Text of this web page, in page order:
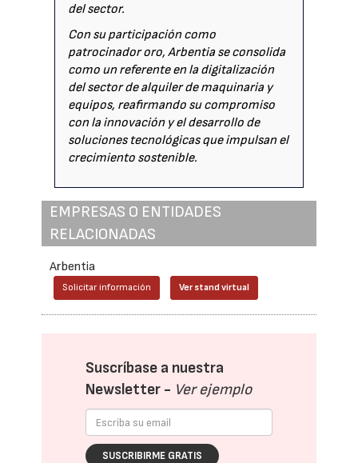
del sector.
Con su participación como
patrocinador oro, Arbentia se consolida
como un referente en la digitalización
del sector de alquiler de maquinaria y
equipos, reafirmando su compromiso
con la innovación y el desarrollo de
soluciones tecnológicas que impulsan el
crecimiento sostenible.
EMPRESAS O ENTIDADES
RELACIONADAS
Arbentia
Solicitar información Ver stand virtual
Suscríbase a nuestra
Newsletter - Ver ejemplo
SUSCRIBIRME GRATIS